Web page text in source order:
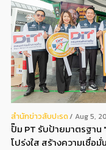
สํานักข่าวสับปะรด Aug 5,
ปั๊ม PT รับป้ายมาตรฐาน
โปร่งใส สร้างความเชื่อ